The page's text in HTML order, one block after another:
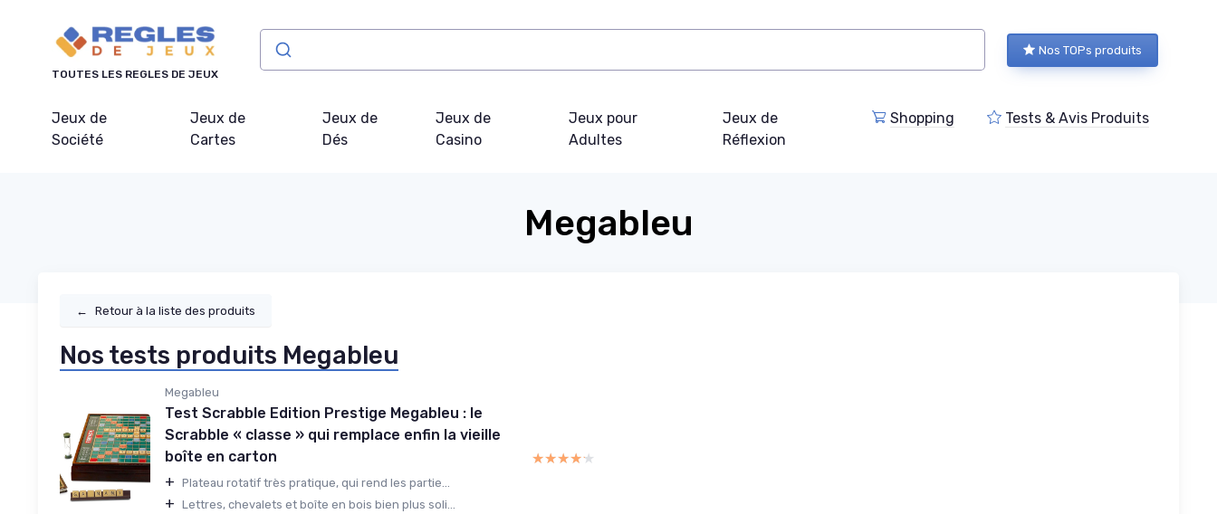
TOUTES LES REGLES DE JEUX
Nos TOPs produits
Jeux de
Société
Jeux de
Cartes
Jeux de
Dés
Jeux de
Casino
Jeux pour
Adultes
Jeux de
Réflexion
Shopping Tests & Avis Produits
Megableu
← Retour à la liste des produits
Nos tests produits Megableu
Megableu
Test Scrabble Edition Prestige Megableu : le
Scrabble « classe » qui remplace enfin la vieille
boîte en carton
+ Plateau rotatif très pratique, qui rend les partie...
+ Lettres, chevalets et boîte en bois bien plus soli...
★★★★★
★★★★★